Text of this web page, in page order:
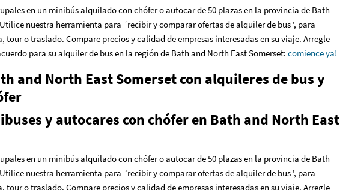
en un minibús alquilado con chófer o autocar de 50 plazas en la provincia de Bath
nuestra herramienta para ‘recibir y comparar ofertas de alquiler de bus ', para
tour o traslado. Compare precios y calidad de empresas interesadas en su viaje. Arregle
para su alquiler de bus en la región de Bath and North East Somerset: comience ya!
and North East Somerset con alquileres de bus y
y autocares con chófer en Bath and North East
en un minibús alquilado con chófer o autocar de 50 plazas en la provincia de Bath
nuestra herramienta para ‘recibir y comparar ofertas de alquiler de bus ', para
tour o traslado. Compare precios y calidad de empresas interesadas en su viaje. Arregle